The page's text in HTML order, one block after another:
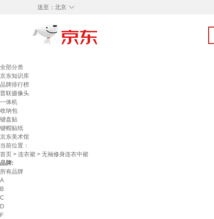
◇
送至： 北京
全部分类
京东知识库
品牌排行榜
普联摄像头
一体机
收纳包
键盘贴
键帽贴纸
京东美术馆
当前位置：
首页 > 连衣裙 > 无袖修身连衣中裙
品牌:
所有品牌
A
B
C
D
F